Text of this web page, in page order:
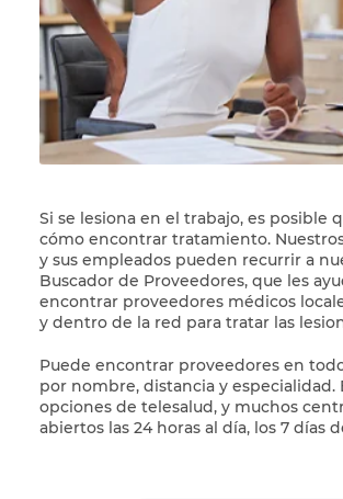
Si se lesiona en el trabajo, es posible
cómo encontrar tratamiento.
y sus empleados pueden recurrir a
Buscador de Proveedores, que les
encontrar proveedores médicos
y dentro de la red para tratar las
Puede encontrar proveedores en
por nombre, distancia y especialidad.
opciones de telesalud, y muchos
abiertos las 24 horas al día, los 7 días